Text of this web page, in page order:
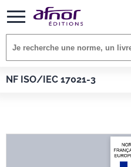
NF ISO/IEC 17021-3
Afnor EDITIONS Normes